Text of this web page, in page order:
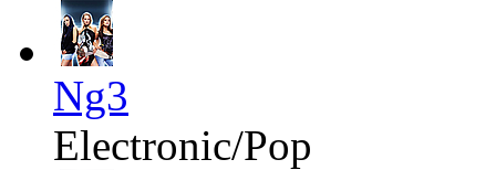
Ng3
Electronic/Pop